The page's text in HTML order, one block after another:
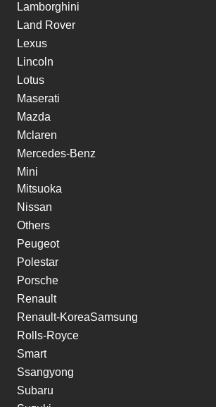
Lamborghini
Land Rover
Lexus
Lincoln
Lotus
Maserati
Mazda
Mclaren
Mercedes-Benz
Mini
Mitsuoka
Nissan
Others
Peugeot
Polestar
Porsche
Renault
Renault-KoreaSamsung
Rolls-Royce
Smart
Ssangyong
Subaru